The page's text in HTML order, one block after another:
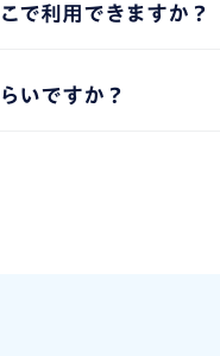
で利用できますか？
ともでき、どのメデ
いですか？